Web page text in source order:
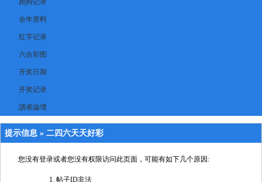
跑狗记录
全年资料
红字记录
六合彩图
开奖日期
开奖记录
讀者論壇
提示信息 » 二四六天天好彩
您没有登录或者您没有权限访问此页面，可能有如下几个原因:
帖子ID非法